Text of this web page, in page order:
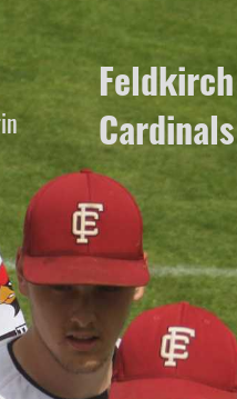
Feldkirch
Cardinals